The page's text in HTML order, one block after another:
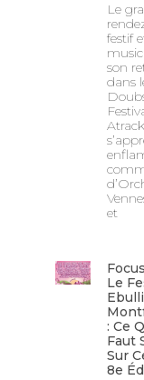
Le
festif
son
dans
et
Le
: Ce
Faut
Sur
8e